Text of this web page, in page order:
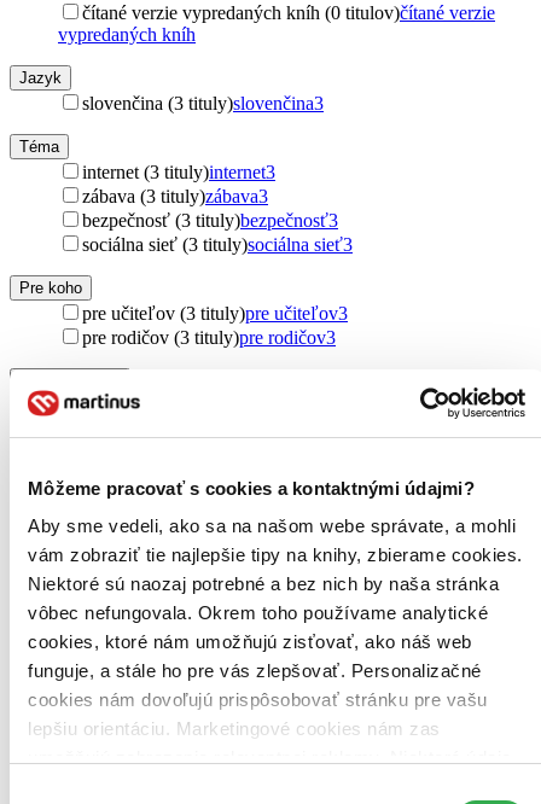
Môžeme pracovať s cookies a kontaktnými údajmi?
Aby sme vedeli, ako sa na našom webe správate, a mohli
vám zobraziť tie najlepšie tipy na knihy, zbierame cookies.
Niektoré sú naozaj potrebné a bez nich by naša stránka
vôbec nefungovala. Okrem toho používame analytické
cookies, ktoré nám umožňujú zisťovať, ako náš web
funguje, a stále ho pre vás zlepšovať. Personalizačné
cookies nám dovoľujú prispôsobovať stránku pre vašu
lepšiu orientáciu. Marketingové cookies nám zas
čítané verzie vypredaných kníh (0 titulov)čítané verzie
vypredaných kníh
Jazyk
slovenčina (3 tituly)slovenčina3
Téma
internet (3 tituly)internet3
zábava (3 tituly)zábava3
bezpečnosť (3 tituly)bezpečnosť3
sociálna sieť (3 tituly)sociálna sieť3
Pre koho
pre učiteľov (3 tituly)pre učiteľov3
pre rodičov (3 tituly)pre rodičov3
IPčko (3 tituly)
Zúžiť výber
Zoradiť
Bestsellery
Top hodnotené
Novinky
Najlacnejšie